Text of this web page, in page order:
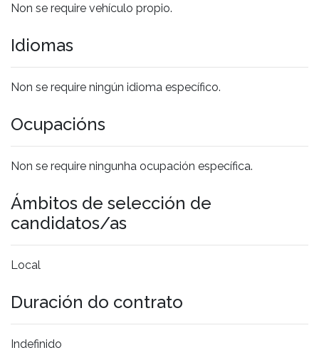
Non se require vehículo propio.
Idiomas
Non se require ningún idioma específico.
Ocupacións
Non se require ningunha ocupación específica.
Ámbitos de selección de
candidatos/as
Local
Duración do contrato
Indefinido